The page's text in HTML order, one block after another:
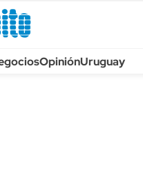
OpiniónUruguay